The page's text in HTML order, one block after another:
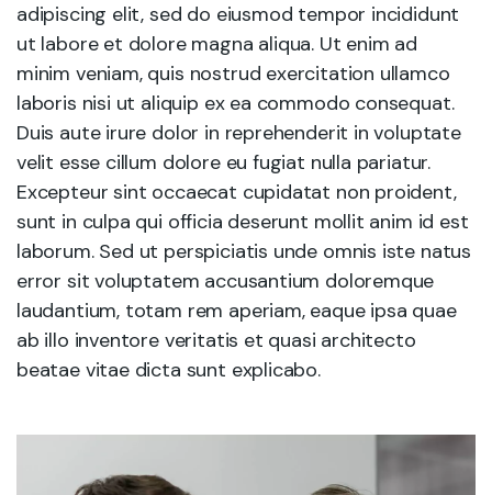
adipiscing elit, sed do eiusmod tempor incididunt
ut labore et dolore magna aliqua. Ut enim ad
minim veniam, quis nostrud exercitation ullamco
laboris nisi ut aliquip ex ea commodo consequat.
Duis aute irure dolor in reprehenderit in voluptate
velit esse cillum dolore eu fugiat nulla pariatur.
Excepteur sint occaecat cupidatat non proident,
sunt in culpa qui officia deserunt mollit anim id est
laborum. Sed ut perspiciatis unde omnis iste natus
error sit voluptatem accusantium doloremque
laudantium, totam rem aperiam, eaque ipsa quae
ab illo inventore veritatis et quasi architecto
beatae vitae dicta sunt explicabo.